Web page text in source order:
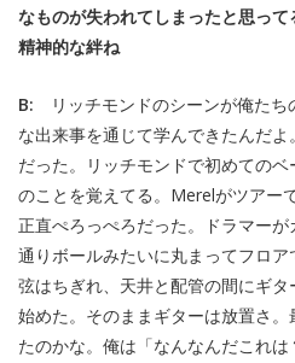
なものが失われてしまったと思っ
精神的な絆ね
B: リッチモンドのシーンが俺たち
な出来事を通じて学んできたんだ
だった。リッチモンドで初めての
のことを覚えてる。Merelがツアー
正直ぺろっぺろだった。ドラマー
通りボールみたいに丸まってフロ
弦はちぎれ、天井と配管の間にギ
始めた。そのままギターは放置さ
たのかな。俺は「なんなんだこれ